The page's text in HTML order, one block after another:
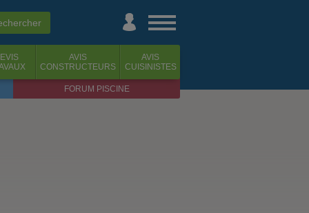
AVIS
CONSTRUCTEURS
AVIS
CUISINISTES
FORUM PISCINE